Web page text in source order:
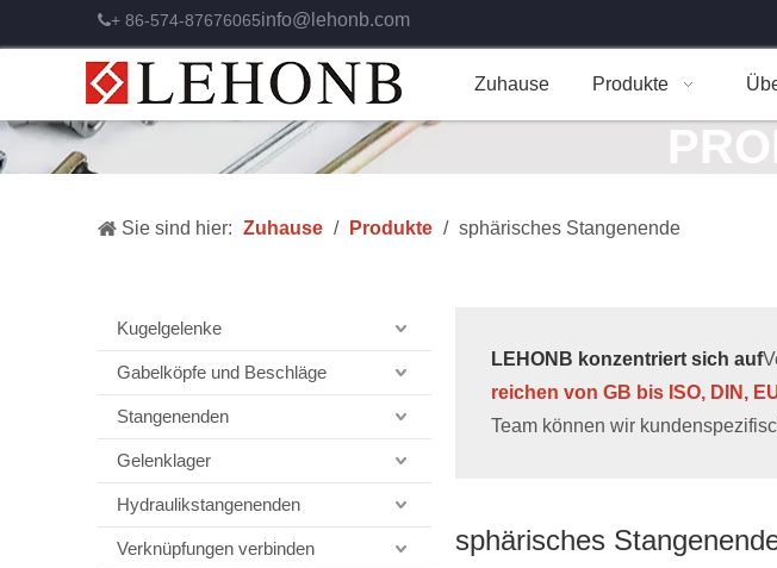
+ 86-574-87676065info@lehonb.com
Zuhause Produkte
Sie sind hier: Zuhause / Produkte / sphärisches Stangenende
Kugelgelenke
Gabelköpfe und Beschläge
Stangenenden
Gelenklager
Hydraulikstangenenden
Verknüpfungen verbinden
LEHONB konzentriert sich auf
reichen von GB bis ISO, DIN,
Team können wir
sphärisches